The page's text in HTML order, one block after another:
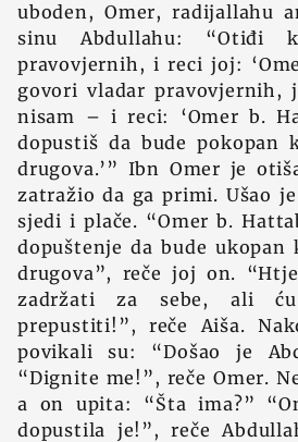
uboden, Omer, radijallahu
sinu Abdullahu: “Otiđi
pravovjernih, i reci joj:
govori vladar pravovjernih,
nisam – i reci: ‘Omer b.
dopustiš da bude pokopan
drugova.’” Ibn Omer je
zatražio da ga primi. Ušao
sjedi i plače. “Omer b.
dopuštenje da bude ukopan
drugova”, reče joj on.
zadržati za sebe, ali
prepustiti!”, reče Aiša.
povikali su: “Došao je
“Dignite me!”, reče Omer.
a on upita: “Šta ima?”
dopustila je!”, reče